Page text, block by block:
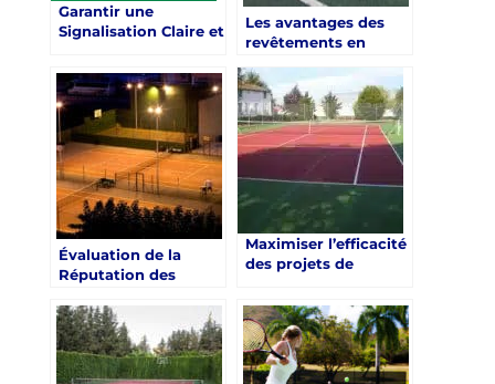
Garantir une
Signalisation Claire et
Sécurité des Centres
Sportifs en Gazon
Synthétique
Les avantages des
revêtements en
pour un court de
tennis à Toulon
Évaluation de la
Réputation des
Courts de Tennis à
Toulon dans le Var
pour les Centres de
Retraite Sportive
Maximiser l’efficacité
des projets de
court de tennis à
Nice dans les Alpes
Maritimes